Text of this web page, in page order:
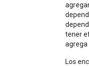
tener
agrega
Los